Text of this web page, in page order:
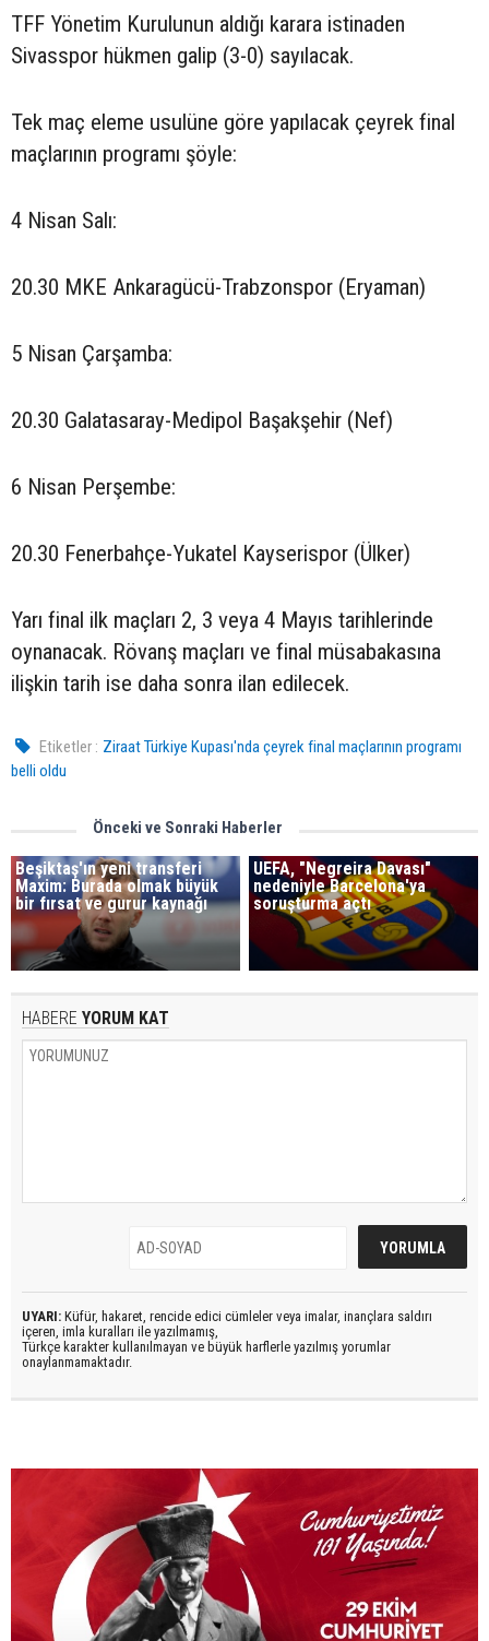
TFF Yönetim Kurulunun aldığı karara istinaden
Sivasspor hükmen galip (3-0) sayılacak.
Tek maç eleme usulüne göre yapılacak çeyrek final
maçlarının programı şöyle:
4 Nisan Salı:
20.30 MKE Ankaragücü-Trabzonspor (Eryaman)
5 Nisan Çarşamba:
20.30 Galatasaray-Medipol Başakşehir (Nef)
6 Nisan Perşembe:
20.30 Fenerbahçe-Yukatel Kayserispor (Ülker)
Yarı final ilk maçları 2, 3 veya 4 Mayıs tarihlerinde
oynanacak. Rövanş maçları ve final müsabakasına
ilişkin tarih ise daha sonra ilan edilecek.
Etiketler : Ziraat Türkiye Kupası'nda çeyrek final maçlarının programı
belli oldu
Önceki ve Sonraki Haberler
Beşiktaş'ın yeni transferi
Maxim: Burada olmak büyük
bir fırsat ve gurur kaynağı
UEFA, "Negreira Davası"
nedeniyle Barcelona'ya
soruşturma açtı
HABERE YORUM KAT
UYARI: Küfür, hakaret, rencide edici cümleler veya imalar, inançlara saldırı
içeren, imla kuralları ile yazılmamış,
Türkçe karakter kullanılmayan ve büyük harflerle yazılmış yorumlar
onaylanmamaktadır.